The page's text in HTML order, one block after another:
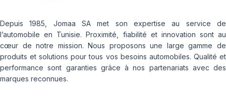
MD-40
R655
R666
SPORT MASTER
T010
Depuis 1985, Jomaa SA met son expertise au service de
l’automobile en Tunisie. Proximité, fiabilité et innovation sont au
cœur de notre mission. Nous proposons une large gamme de
produits et solutions pour tous vos besoins automobiles. Qualité et
performance sont garanties grâce à nos partenariats avec des
marques reconnues.